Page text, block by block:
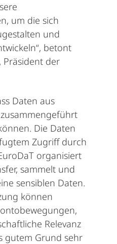
um die sich
und
betont
Präsident der
Daten aus
Die Daten
Zugriff durch
organisiert
sammelt und
sensiblen Daten.
können
Relevanz
gutem Grund sehr